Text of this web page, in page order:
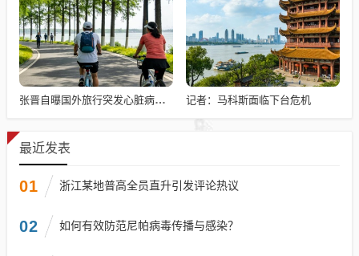
张晋自曝国外旅行突发心脏病险丧命 记者：马科斯面临下台危机
最近发表
01 浙江某地普高全员直升引发评论热议
02 如何有效防范尼帕病毒传播与感染？